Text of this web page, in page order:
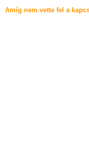
Amíg nem vette fel a